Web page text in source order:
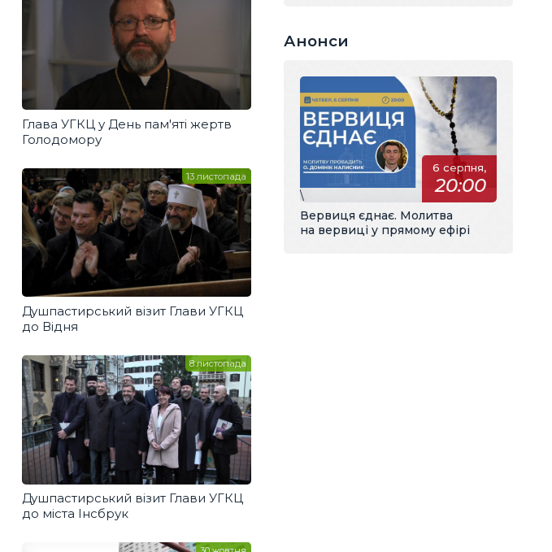
Глава УГКЦ у День пам'яті жертв
Голодомору
Душпастирський візит Глави УГКЦ
до Відня
13 листопада
Душпастирський візит Глави УГКЦ
до міста Інсбрук
8 листопада
Анонси
6 серпня,
20:00
\
Вервиця єднає. Молитва
на вервиці у прямому ефірі